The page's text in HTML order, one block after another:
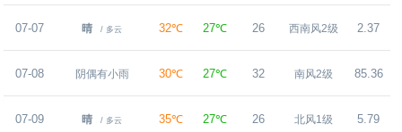
07-07 晴 / 多云 32℃ 27℃ 26 西南风2级 2.37
07-08 阴偶有小雨 30℃ 27℃ 32 南风2级 85.36
07-09 晴 / 多云 35℃ 27℃ 26 北风1级 5.79